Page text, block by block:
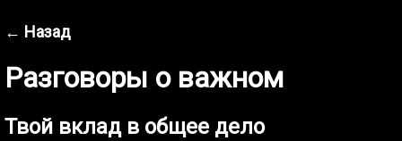
← Назад
Разговоры о важном
Твой вклад в общее дело